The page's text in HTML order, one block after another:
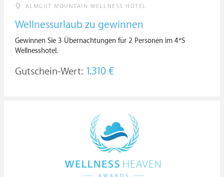
ALMGUT MOUNTAIN WELLNESS HOTEL
Wellnessurlaub zu gewinnen
Gewinnen Sie 3 Übernachtungen für 2 Personen im 4*S
Wellnesshotel.
Gutschein-Wert: 1.310 €